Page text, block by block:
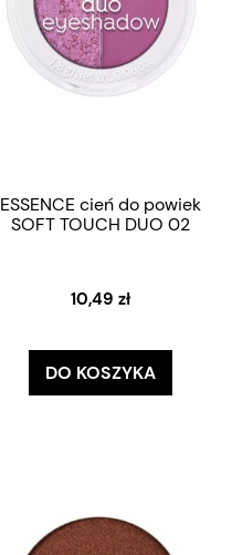
ESSENCE cień do powiek
SOFT TOUCH DUO 02
10,49 zł
DO KOSZYKA